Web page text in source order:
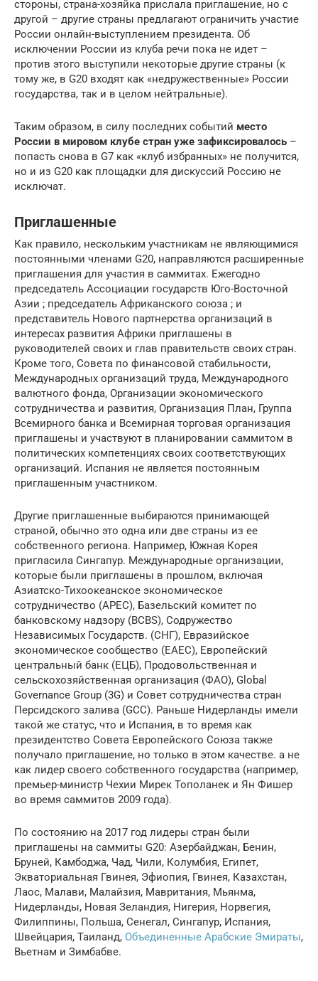
стороны, страна-хозяйка прислала приглашение, но с
другой – другие страны предлагают ограничить участие
России онлайн-выступлением президента. Об
исключении России из клуба речи пока не идет –
против этого выступили некоторые другие страны (к
тому же, в G20 входят как «недружественные» России
государства, так и в целом нейтральные).
Таким образом, в силу последних событий место
России в мировом клубе стран уже зафиксировалось –
попасть снова в G7 как «клуб избранных» не получится,
но и из G20 как площадки для дискуссий Россию не
исключат.
Приглашенные
Как правило, нескольким участникам не являющимися
постоянными членами G20, направляются расширенные
приглашения для участия в саммитах. Ежегодно
председатель Ассоциации государств Юго-Восточной
Азии ; председатель Африканского союза ; и
представитель Нового партнерства организаций в
интересах развития Африки приглашены в
руководителей своих и глав правительств своих стран.
Кроме того, Совета по финансовой стабильности,
Международных организаций труда, Международного
валютного фонда, Организации экономического
сотрудничества и развития, Организация План, Группа
Всемирного банка и Всемирная торговая организация
приглашены и участвуют в планировании саммитом в
политических компетенциях своих соответствующих
организаций. Испания не является постоянным
приглашенным участником.
Другие приглашенные выбираются принимающей
страной, обычно это одна или две страны из ее
собственного региона. Например, Южная Корея
пригласила Сингапур. Международные организации,
которые были приглашены в прошлом, включая
Азиатско-Тихоокеанское экономическое
сотрудничество (APEC), Базельский комитет по
банковскому надзору (BCBS), Содружество
Независимых Государств. (СНГ), Евразийское
экономическое сообщество (EAEC), Европейский
центральный банк (ЕЦБ), Продовольственная и
сельскохозяйственная организация (ФАО), Global
Governance Group (3G) и Совет сотрудничества стран
Персидского залива (GCC). Раньше Нидерланды имели
такой же статус, что и Испания, в то время как
президентство Совета Европейского Союза также
получало приглашение, но только в этом качестве. а не
как лидер своего собственного государства (например,
премьер-министр Чехии Мирек Тополанек и Ян Фишер
во время саммитов 2009 года).
По состоянию на 2017 год лидеры стран были
приглашены на саммиты G20: Азербайджан, Бенин,
Бруней, Камбоджа, Чад, Чили, Колумбия, Египет,
Экваториальная Гвинея, Эфиопия, Гвинея, Казахстан,
Лаос, Малави, Малайзия, Мавритания, Мьянма,
Нидерланды, Новая Зеландия, Нигерия, Норвегия,
Филиппины, Польша, Сенегал, Сингапур, Испания,
Швейцария, Таиланд, Объединенные Арабские Эмираты,
Вьетнам и Зимбабве.